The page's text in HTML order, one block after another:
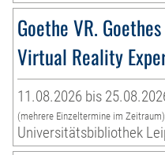
Goethe VR.
Virtual Reality
11.08.2026 bis
(mehrere Einzeltermine im Zeitraum)
Universitätsbibliothek